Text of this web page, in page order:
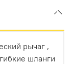
рычаг ,
шланги